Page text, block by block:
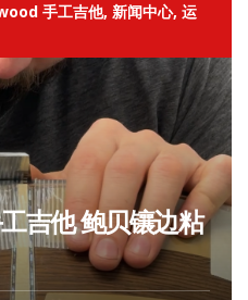
手工吉他, 新闻中心, 运
吉他 鲍贝镶边粘